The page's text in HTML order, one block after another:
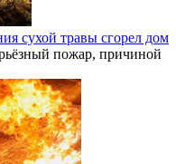
сухой травы сгорел дом
пожар, причиной